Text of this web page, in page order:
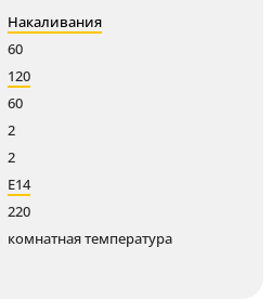
Накаливания
60
120
60
2
2
E14
220
комнатная температура